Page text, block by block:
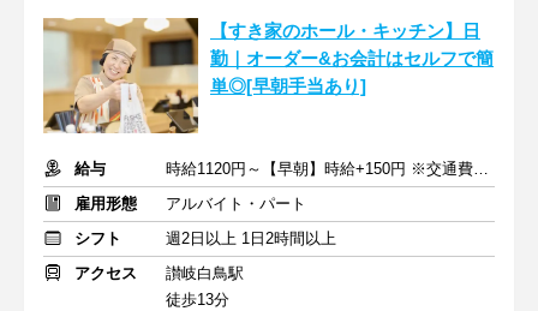
【すき家のホール・キッチン】日
勤｜オーダー&お会計はセルフで簡
単◎[早朝手当あり]
給与
時給1120円～【早朝】時給+150円 ※交通費支給
雇用形態
アルバイト・パート
シフト
週2日以上 1日2時間以上
アクセス
讃岐白鳥駅
徒歩13分